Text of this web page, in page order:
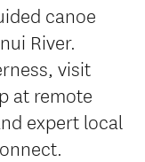
canoe
River.
visit
at remote
expert local